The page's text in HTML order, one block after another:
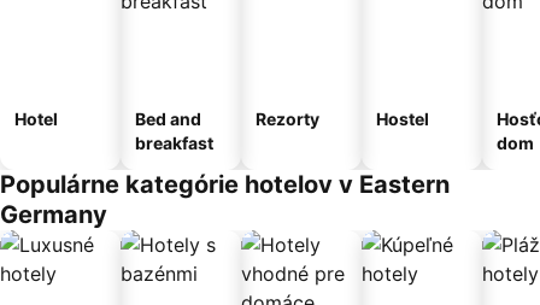
Hotel
Bed and
breakfast
Rezorty Hostel
dom
Populárne kategórie hotelov v Eastern
Germany